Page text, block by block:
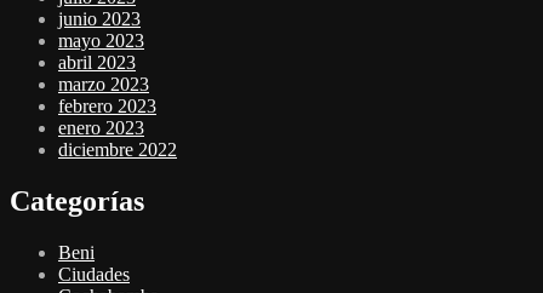
junio 2023
mayo 2023
abril 2023
marzo 2023
febrero 2023
enero 2023
diciembre 2022
Categorías
Beni
Ciudades